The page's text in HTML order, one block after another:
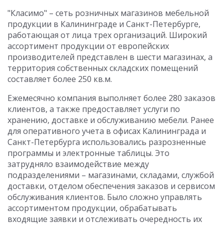
"Класимо" – сеть розничных магазинов мебельной
продукции в Калининграде и Санкт-Петербурге,
работающая от лица трех организаций. Широкий
ассортимент продукции от европейских
производителей представлен в шести магазинах, а
территория собственных складских помещений
составляет более 250 кв.м.
Ежемесячно компания выполняет более 280 заказов
клиентов, а также предоставляет услуги по
хранению, доставке и обслуживанию мебели. Ранее
для оперативного учета в офисах Калининграда и
Санкт-Петербурга использовались разрозненные
программы и электронные таблицы. Это
затрудняло взаимодействие между
подразделениями – магазинами, складами, службой
доставки, отделом обеспечения заказов и сервисом
обслуживания клиентов. Было сложно управлять
ассортиментом продукции, обрабатывать
входящие заявки и отслеживать очередность их